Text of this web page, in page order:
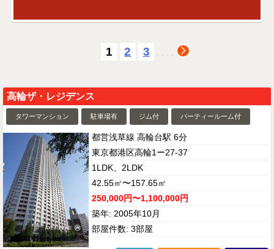
1 2 3 . . . .
高輪ザ・レジデンス
タワーマンション 駐車場有 ジム付 パーティールーム付
都営浅草線 高輪台駅 6分
東京都港区高輪1ー27-37
1LDK、2LDK
42.55㎡〜157.65㎡
250,000円〜1,100,000円
築年: 2005年10月
部屋件数: 3部屋